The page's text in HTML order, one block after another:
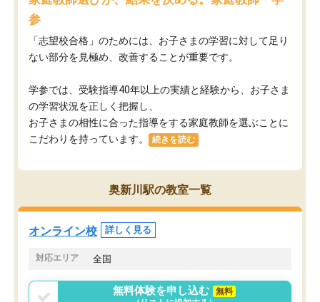
参
「志望校合格」のためには、お子さまの学習に対して足り
ない部分を見極め、改善することが重要です。
学参では、受験指導40年以上の実績と経験から、お子さま
の学習状況を正しく把握し、
お子さまの相性に合った指導をする家庭教師を選ぶことに
こだわりを持っています。
続きを読む
奥新川駅の教室一覧
オンライン校 詳しく見る
対応エリア 全国
無料体験を申し込む
無料